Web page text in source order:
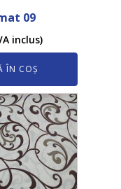
09
inclus)
ÎN COȘ